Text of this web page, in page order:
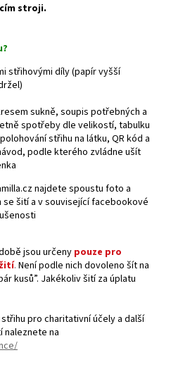
stroji.
střihovými díly (papír vyšší
sukně, soupis potřebných a
spotřeby dle velikostí, tabulku
střihu na látku, QR kód a
podle kterého zvládne ušít
najdete spoustu foto a
šití a v související facebookové
jsou určeny pouze pro
. Není podle nich dovoleno šít na
kusů”. Jakékoliv šití za úplatu
pro charitativní účely a další
naleznete na